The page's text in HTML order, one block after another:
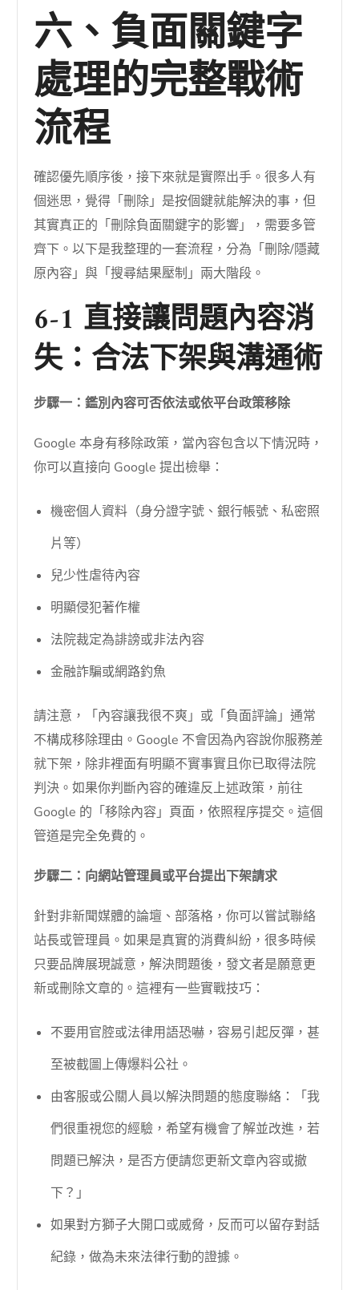
六、負面關鍵字
處理的完整戰術
流程
確認優先順序後，接下來就是實際出手。很多人有
個迷思，覺得「刪除」是按個鍵就能解決的事，但
其實真正的「刪除負面關鍵字的影響」，需要多管
齊下。以下是我整理的一套流程，分為「刪除/隱藏
原內容」與「搜尋結果壓制」兩大階段。
6-1 直接讓問題內容消
失：合法下架與溝通術
步驟一：鑑別內容可否依法或依平台政策移除
Google 本身有移除政策，當內容包含以下情況時，
你可以直接向 Google 提出檢舉：
機密個人資料（身分證字號、銀行帳號、私密照
片等）
兒少性虐待內容
明顯侵犯著作權
法院裁定為誹謗或非法內容
金融詐騙或網路釣魚
請注意，「內容讓我很不爽」或「負面評論」通常
不構成移除理由。Google 不會因為內容說你服務差
就下架，除非裡面有明顯不實事實且你已取得法院
判決。如果你判斷內容的確違反上述政策，前往
Google 的「移除內容」頁面，依照程序提交。這個
管道是完全免費的。
步驟二：向網站管理員或平台提出下架請求
針對非新聞媒體的論壇、部落格，你可以嘗試聯絡
站長或管理員。如果是真實的消費糾紛，很多時候
只要品牌展現誠意，解決問題後，發文者是願意更
新或刪除文章的。這裡有一些實戰技巧：
不要用官腔或法律用語恐嚇，容易引起反彈，甚
至被截圖上傳爆料公社。
由客服或公關人員以解決問題的態度聯絡：「我
們很重視您的經驗，希望有機會了解並改進，若
問題已解決，是否方便請您更新文章內容或撤
下？」
如果對方獅子大開口或威脅，反而可以留存對話
紀錄，做為未來法律行動的證據。